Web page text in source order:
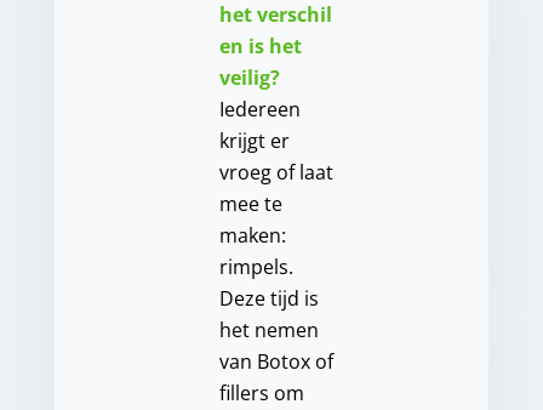
het verschil
en is het
veilig?
Iedereen
krijgt er
vroeg of laat
mee te
maken:
rimpels.
Deze tijd is
het nemen
van Botox of
fillers om